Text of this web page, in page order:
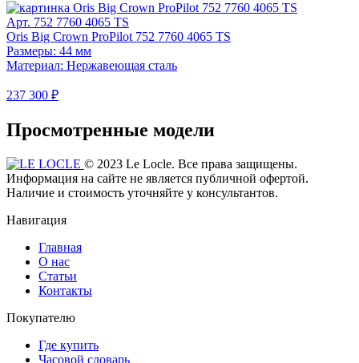
Арт. 752 7760 4065 TS
Oris Big Crown ProPilot 752 7760 4065 TS
Размеры: 44 мм
Материал: Нержавеющая сталь
237 300 ₽
Просмотренные модели
© 2023 Le Locle. Все права защищены.
Информация на сайте не является публичной офертой.
Наличие и стоимость уточняйте у консультантов.
Навигация
Главная
О нас
Статьи
Контакты
Покупателю
Где купить
Часовой словарь